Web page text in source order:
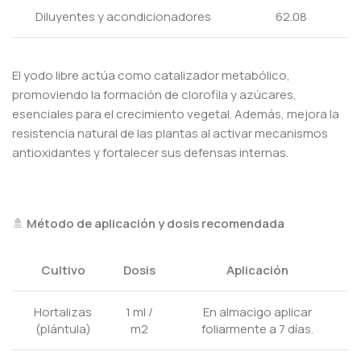
Diluyentes y acondicionadores 62.08
El yodo libre actúa como catalizador metabólico,
promoviendo la formación de clorofila y azúcares,
esenciales para el crecimiento vegetal. Además, mejora la
resistencia natural de las plantas al activar mecanismos
antioxidantes y fortalecer sus defensas internas.
🚿 Método de aplicación y dosis recomendada
Cultivo Dosis Aplicación
Hortalizas
(plántula)
1 ml /
m2
En almacigo aplicar
foliarmente a 7 días.